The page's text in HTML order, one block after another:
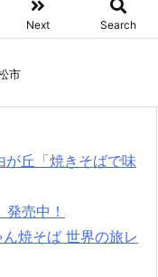
Next Search
市
が丘「焼きそばで味
売中！
焼そば 世界の旅レ